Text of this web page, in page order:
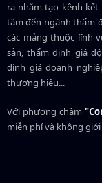
ra nhằm tạo kênh
tâm đến ngành thẩm
các mảng thuộc lĩnh
sản, thẩm định giá
định giá doanh
thương hiệu...
Với phương châm
miễn phí và không